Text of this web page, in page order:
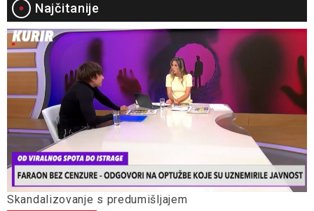
Najčitanije
Skandalizovanje s predumišljajem